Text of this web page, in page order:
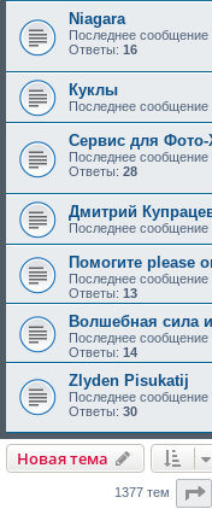
Niagara
Последнее сообщение
Ответы: 16
Куклы
Последнее сообщение
Сервис для
Последнее сообщение
Ответы: 28
Дмитрий
Последнее сообщение
Помогите please
Последнее сообщение
Ответы: 13
Волшебная сила
Последнее сообщение
Ответы: 14
Zlyden Pisukatij
Последнее сообщение
Ответы: 30
Новая тема
1377 тем